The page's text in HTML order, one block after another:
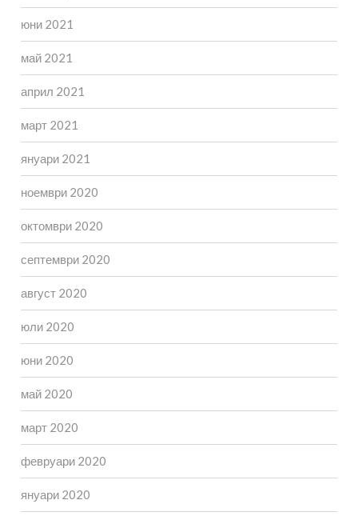
юни 2021
май 2021
април 2021
март 2021
януари 2021
ноември 2020
октомври 2020
септември 2020
август 2020
юли 2020
юни 2020
май 2020
март 2020
февруари 2020
януари 2020